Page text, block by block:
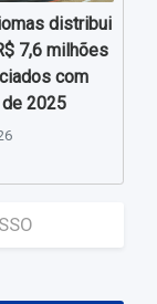
distribui
7,6 milhões
com
2025